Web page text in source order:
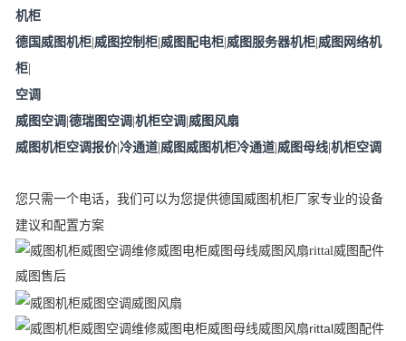
机柜
德国威图机柜 威图控制柜 威图配电柜 威图服务器机柜 威图网络机
柜
空调
威图空调 德瑞图空调 机柜空调 威图风扇
威图机柜空调报价 冷通道 威图威图机柜冷通道 威图母线 机柜空调
您只需一个电话，我们可以为您提供德国威图机柜厂家专业的设备
建议和配置方案